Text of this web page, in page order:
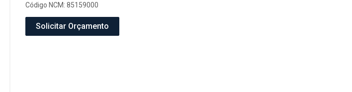
Código NCM: 85159000
Solicitar Orçamento